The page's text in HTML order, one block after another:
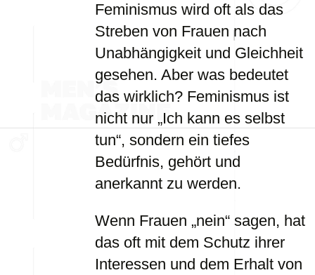
Feminismus wird oft als das
Streben von Frauen nach
Unabhängigkeit und Gleichheit
gesehen. Aber was bedeutet
das wirklich? Feminismus ist
nicht nur „Ich kann es selbst
tun“, sondern ein tiefes
Bedürfnis, gehört und
anerkannt zu werden.
Wenn Frauen „nein“ sagen, hat
das oft mit dem Schutz ihrer
Interessen und dem Erhalt von